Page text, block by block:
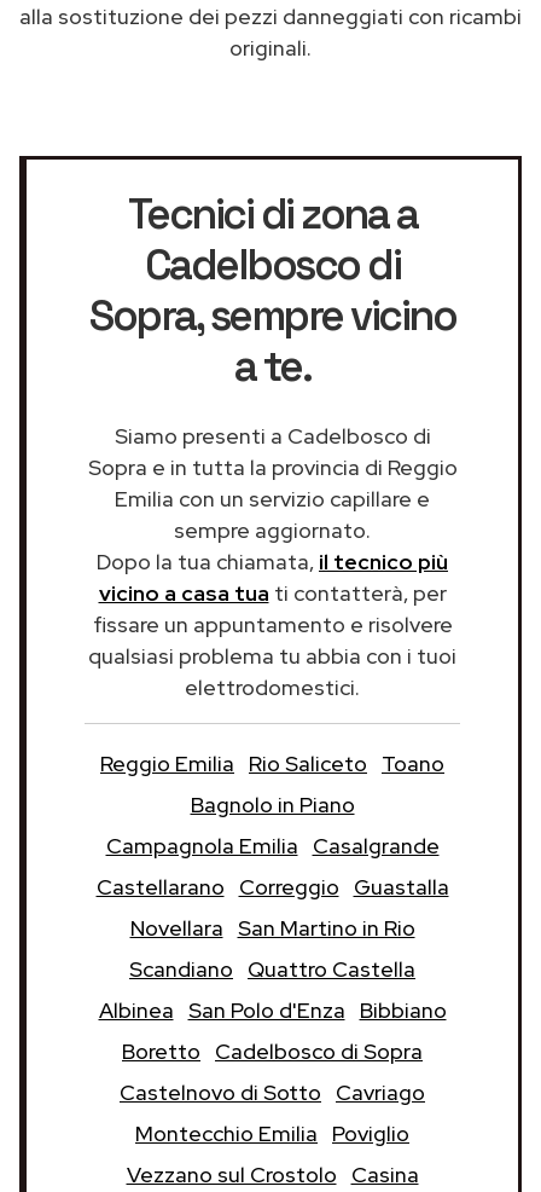
alla sostituzione dei pezzi danneggiati con ricambi
originali.
Tecnici di zona a
Cadelbosco di
Sopra, sempre vicino
a te.
Siamo presenti a Cadelbosco di
Sopra e in tutta la provincia di Reggio
Emilia con un servizio capillare e
sempre aggiornato.
Dopo la tua chiamata, il tecnico più
vicino a casa tua ti contatterà, per
fissare un appuntamento e risolvere
qualsiasi problema tu abbia con i tuoi
elettrodomestici.
Reggio Emilia Rio Saliceto
Toano
Bagnolo in Piano
Campagnola Emilia
Casalgrande
Castellarano
Correggio
Guastalla
Novellara San Martino in Rio
Scandiano
Quattro Castella
Albinea San Polo d'Enza
Bibbiano
Boretto
Cadelbosco di Sopra
Castelnovo di Sotto
Cavriago
Montecchio Emilia
Poviglio
Vezzano sul Crostolo
Casina